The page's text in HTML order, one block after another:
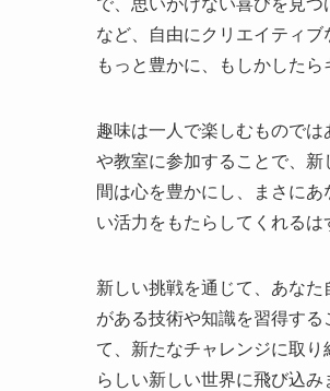
で、思いがけない喜びを見
など、自由にクリエイティ
もっと豊かに、もしかした
趣味は一人で楽しむもので
や教室に参加することで、
間は心を豊かにし、まさに
い活力をもたらしてくれるは
新しい挑戦を通じて、あな
がある技術や知識を習得す
て、新たなチャレンジに取
らしい新しい世界に飛び込み